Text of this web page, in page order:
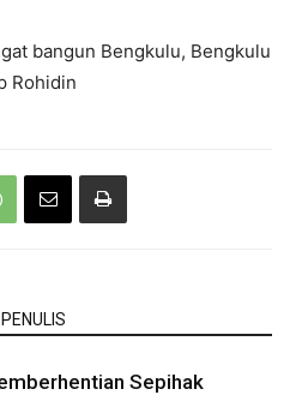
bangun Bengkulu, Bengkulu
Rohidin
Sepihak